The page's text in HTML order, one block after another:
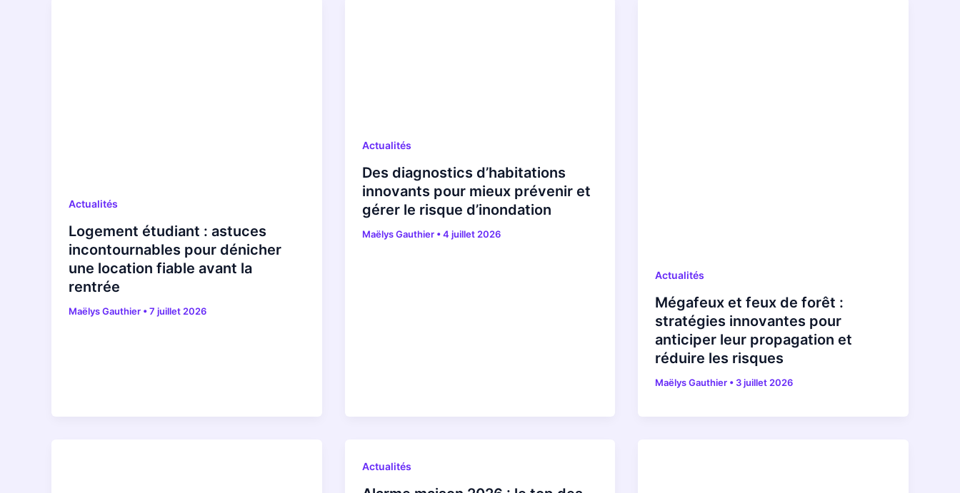
Actualités
Logement étudiant : astuces
incontournables pour dénicher
une location fiable avant la
rentrée
Maëlys Gauthier •7 juillet 2026
Actualités
Des diagnostics d’habitations
innovants pour mieux prévenir et
gérer le risque d’inondation
Maëlys Gauthier •4 juillet 2026
Actualités
Mégafeux et feux de forêt :
stratégies innovantes pour
anticiper leur propagation et
réduire les risques
Maëlys Gauthier • 3 juillet 2026
Actualités